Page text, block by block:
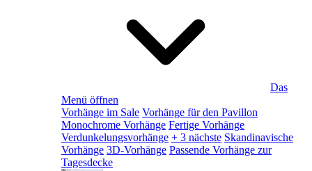
Das
Menü öffnen
Vorhänge im Sale Vorhänge für den Pavillon
Monochrome Vorhänge Fertige Vorhänge
Verdunkelungsvorhänge + 3 nächste Skandinavische
Vorhänge 3D-Vorhänge Passende Vorhänge zur
Tagesdecke